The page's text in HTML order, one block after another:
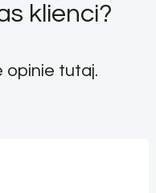
klienci?
opinie tutaj.